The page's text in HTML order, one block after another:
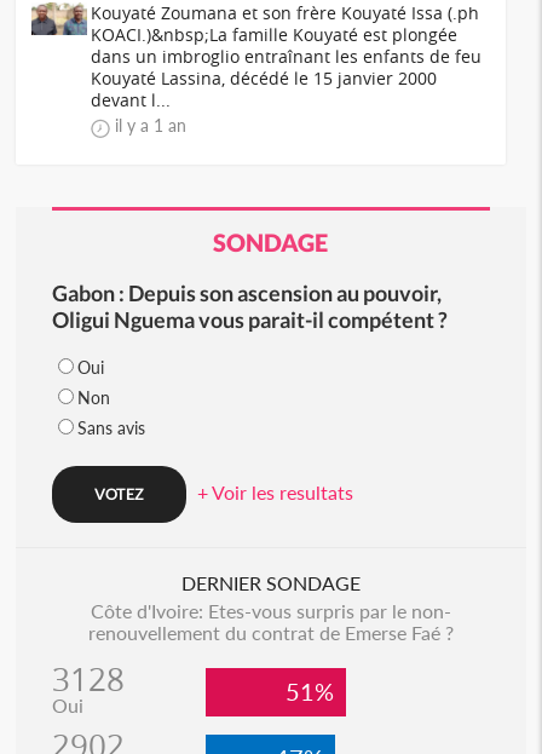
Kouyaté Zoumana et son frère Kouyaté Issa (.ph
KOACI.)&nbsp;La famille Kouyaté est plongée
dans un imbroglio entraînant les enfants de feu
Kouyaté Lassina, décédé le 15 janvier 2000
devant l...
il y a 1 an
SONDAGE
Gabon : Depuis son ascension au pouvoir,
Oligui Nguema vous parait-il compétent ?
Oui
Non
Sans avis
+ Voir les resultats
DERNIER SONDAGE
Côte d'Ivoire: Etes-vous surpris par le non-
renouvellement du contrat de Emerse Faé ?
3128
Oui 51%